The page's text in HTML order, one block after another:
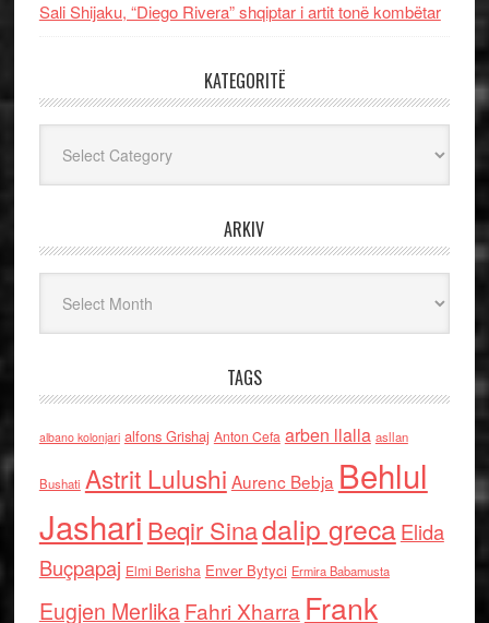
Sali Shijaku, “Diego Rivera” shqiptar i artit tonë kombëtar
KATEGORITË
ARKIV
TAGS
albano kolonjari alfons Grishaj Anton Cefa arben llalla asllan
Bushati Astrit Lulushi Aurenc Bebja Behlul
Jashari Beqir Sinadalip grecaElida
Buçpapaj Elmi Berisha Enver Bytyci Ermira Babamusta
Eugjen MerlikaFahri Xharra Frank